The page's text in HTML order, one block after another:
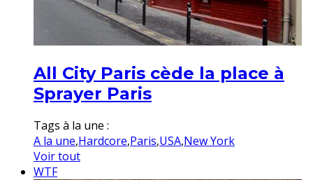
All City Paris cède la place à
Sprayer Paris
Tags à la une :
A la une,Hardcore,Paris,USA,New York
Voir tout
WTF